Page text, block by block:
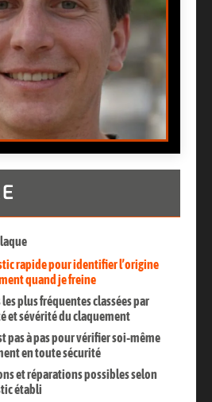
rapide pour identifier l’origine
quand je freine
les plus fréquentes classées par
et sévérité du claquement
pas à pas pour vérifier soi‑même
en toute sécurité
et réparations possibles selon
établi